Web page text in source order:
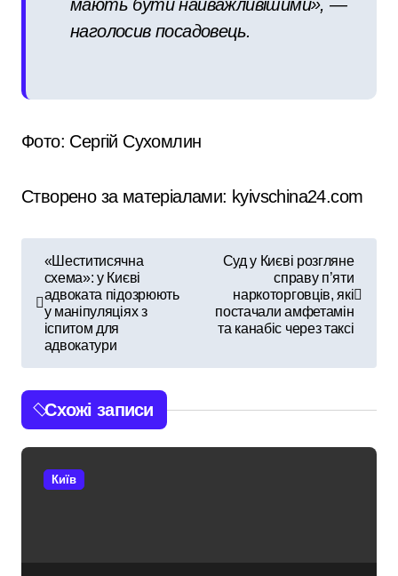
мають бути найважливішими», —
наголосив посадовець.
Фото: Сергій Сухомлин
Створено за матеріалами: kyivschina24.com
і
г
а
«Шеститисячна
схема»: у Києві
адвоката підозрюють
у маніпуляціях з
іспитом для
адвокатури
Суд у Києві розгляне
справу п’яти
наркоторговців, які
постачали амфетамін
та канабіс через таксі
Схожі записи
Київ